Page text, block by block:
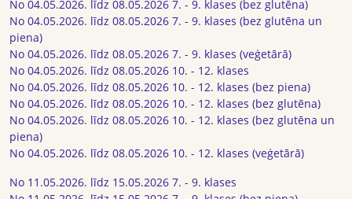
No 04.05.2026. līdz 08.05.2026 7. - 9. klases (bez glutēna)
No 04.05.2026. līdz 08.05.2026 7. - 9. klases (bez glutēna un
piena)
No 04.05.2026. līdz 08.05.2026 7. - 9. klases (veģetārā)
No 04.05.2026. līdz 08.05.2026 10. - 12. klases
No 04.05.2026. līdz 08.05.2026 10. - 12. klases (bez piena)
No 04.05.2026. līdz 08.05.2026 10. - 12. klases (bez glutēna)
No 04.05.2026. līdz 08.05.2026 10. - 12. klases (bez glutēna un
piena)
No 04.05.2026. līdz 08.05.2026 10. - 12. klases (veģetārā)
No 11.05.2026. līdz 15.05.2026 7. - 9. klases